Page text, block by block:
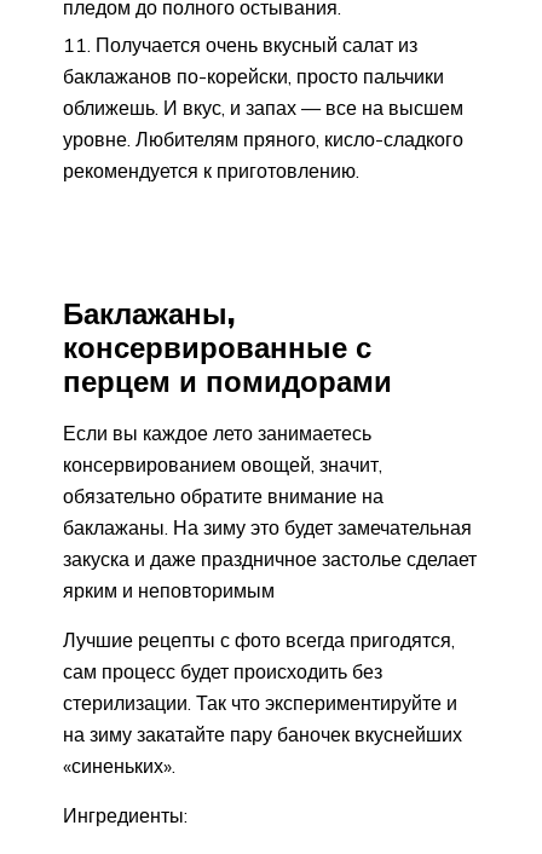
пледом до полного остывания.
Получается очень вкусный салат из
баклажанов по-корейски, просто пальчики
оближешь. И вкус, и запах — все на высшем
уровне. Любителям пряного, кисло-сладкого
рекомендуется к приготовлению.
Баклажаны,
консервированные с
перцем и помидорами
Если вы каждое лето занимаетесь
консервированием овощей, значит,
обязательно обратите внимание на
баклажаны. На зиму это будет замечательная
закуска и даже праздничное застолье сделает
ярким и неповторимым
Лучшие рецепты с фото всегда пригодятся,
сам процесс будет происходить без
стерилизации. Так что экспериментируйте и
на зиму закатайте пару баночек вкуснейших
«синеньких».
Ингредиенты: